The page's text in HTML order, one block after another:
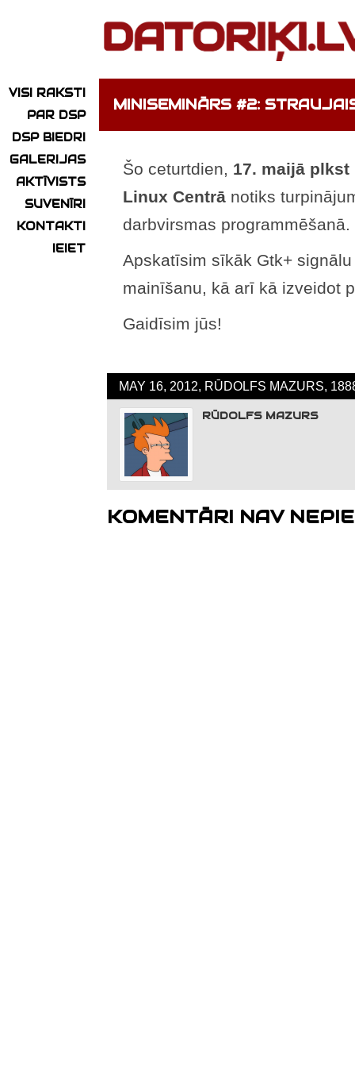
VISI RAKSTI
PAR DSP
DSP BIEDRI
GALERIJAS
AKTĪVISTS
SUVENĪRI
KONTAKTI
IEIET
MINISEMINĀRS #2:
Šo ceturtdien, 17. maijā plkst
Linux Centrā notiks
darbvirsmas programmēšanā.
Apskatīsim sīkāk Gtk+
mainīšanu, kā arī kā izveidot
Gaidīsim jūs!
MAY 16, 2012, RŪDOLFS MAZURS,
RŪDOLFS MAZURS
KOMENTĀRI NAV